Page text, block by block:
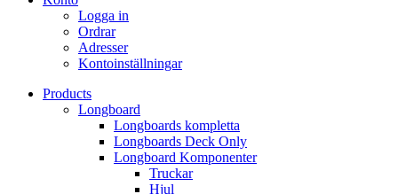
Logga in
Ordrar
Adresser
Kontoinställningar
Products
Longboard
Longboards kompletta
Longboards Deck Only
Longboard Komponenter
Truckar
Hjul